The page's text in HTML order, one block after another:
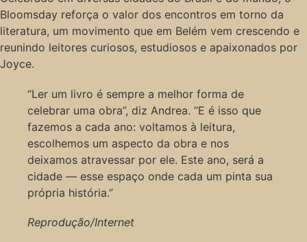
Bloomsday reforça o valor dos encontros em torno da
literatura, um movimento que em Belém vem crescendo e
reunindo leitores curiosos, estudiosos e apaixonados por
Joyce.
“Ler um livro é sempre a melhor forma de
celebrar uma obra”, diz Andrea. “E é isso que
fazemos a cada ano: voltamos à leitura,
escolhemos um aspecto da obra e nos
deixamos atravessar por ele. Este ano, será a
cidade — esse espaço onde cada um pinta sua
própria história.”
Reprodução/Internet